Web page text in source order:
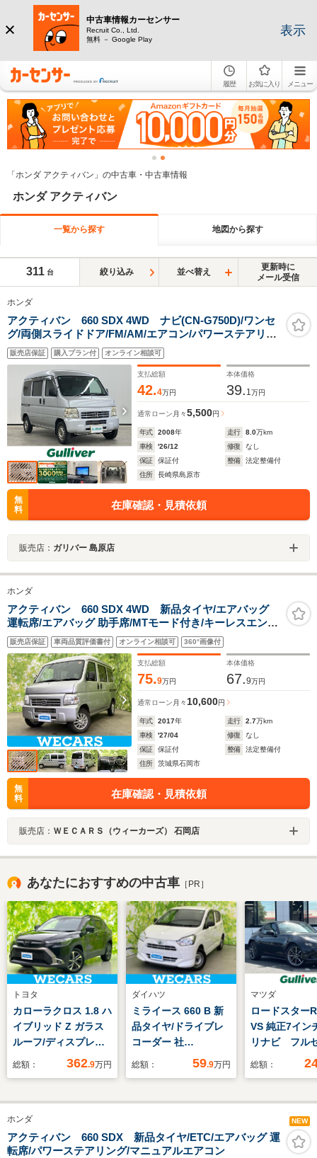
中古車情報カーセンサー
Recruit Co., Ltd.
無料 － Google Play
表示
履歴 お気に入り メニュー
「ホンダ アクティバン」の中古車・中古車情報
ホンダ アクティバン
一覧から探す 地図から探す
311 台 絞り込み 並べ替え
更新時に
メール受信
ホンダ
アクティバン 660 SDX 4WD ナビ(CN-G750D)/ワンセ
グ/両側スライドドア/FM/AM/エアコン/パワーステアリン
グ/スペアキー/ヘッドライトレベライザー/取扱説明書/保
証書
販売店保証 購入プラン付 オンライン相談可
支払総額
42.4万円
本体価格
39. 1万円
通常ローン 月々5,500円
年式 2008年 走行 8.0万km
車検
'26/12 修復
なし
保証
保証付 整備
法定整備付
住所
長崎県島原市
無
料
在庫確認・見積依頼
販売店： ガリバー 島原店
ホンダ
アクティバン 660 SDX 4WD 新品タイヤ/エアバッグ
運転席/エアバッグ 助手席/MTモード付き/キーレスエント
リー/パワーステアリング/マニュアルエアコン/ユーザー買
取車/ヘッドライトレベライザー/ラジオ
販売店保証 車両品質評価書付 オンライン相談可 360°画像付
支払総額
75.9万円
本体価格
67.9万円
通常ローン 月々10,600円
年式 2017年 走行 2.7万km
車検
'27/04 修復
なし
保証
保証付 整備
法定整備付
住所
茨城県石岡市
無
料
在庫確認・見積依頼
販売店： ＷＥＣＡＲＳ（ウィーカーズ） 石岡店
あなたにおすすめの中古車 ［PR］
トヨタ
カローラクロス 1.8 ハ
イブリッド Z ガラス
ルーフ/ディスプレイ
オーディオ+ナビ8イ
ター 前席/電動バック
ドア/ヘッドランプ
LED/Bluetooth接
続/ETC2.0
総額： 362.9万円
ダイハツ
ミライース 660 B 新
品タイヤ/ドライブレ
コーダー 社
外/ETC/EBD付ABS/横
ーウインドウ/キーレ
ステアリング/マニュ
アルエアコン/ユーザ
総額： 59.9万円
マツダ
ロードスター
VS 純正7イン
リナビ フル
TV パドル
滑り防止機能
ションコント
能 アイドリ
ップ 車線逸
総額：
ホンダ NEW
アクティバン 660 SDX 新品タイヤ/ETC/エアバッグ 運
転席/パワーステアリング/マニュアルエアコン